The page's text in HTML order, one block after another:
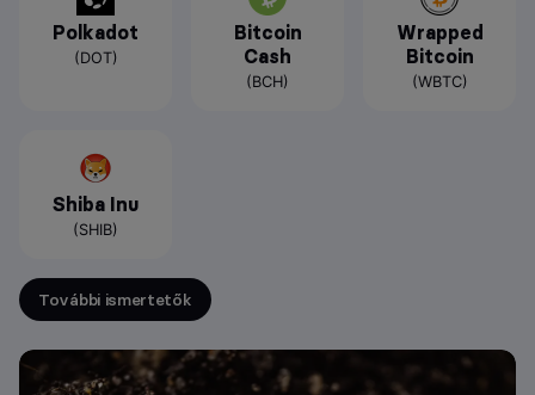
Polkadot
(DOT)
Bitcoin
Cash
(BCH)
Wrapped
Bitcoin
(WBTC)
Shiba Inu
(SHIB)
További ismertetők